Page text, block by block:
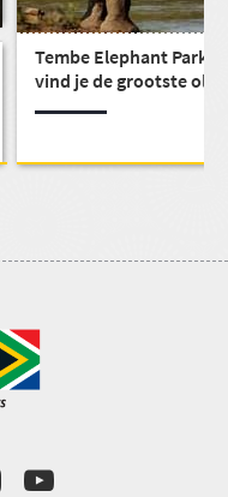
Tembe Elephant Park:
vind je de grootste